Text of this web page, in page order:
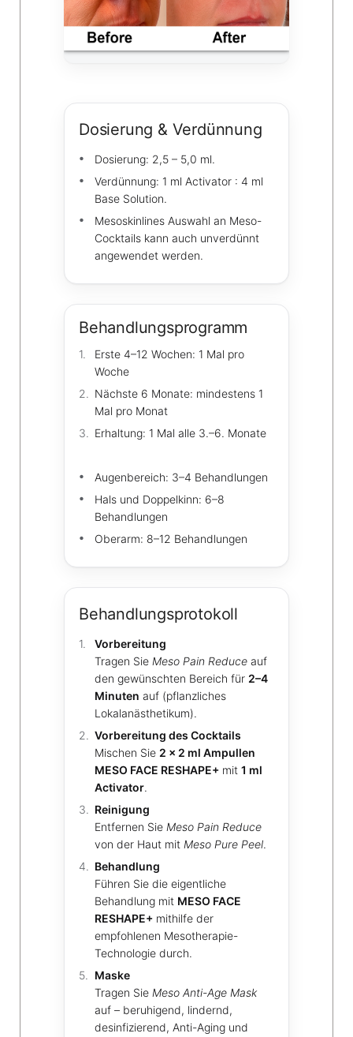
Dosierung & Verdünnung
Dosierung: 2,5 – 5,0 ml.
Verdünnung: 1 ml Activator : 4 ml
Base Solution.
Mesoskinlines Auswahl an Meso-
Cocktails kann auch unverdünnt
angewendet werden.
Behandlungsprogramm
Erste 4–12 Wochen: 1 Mal pro
Woche
Nächste 6 Monate: mindestens 1
Mal pro Monat
Erhaltung: 1 Mal alle 3.–6. Monate
Augenbereich: 3–4 Behandlungen
Hals und Doppelkinn: 6–8
Behandlungen
Oberarm: 8–12 Behandlungen
Behandlungsprotokoll
Vorbereitung
Tragen Sie Meso Pain Reduce auf
den gewünschten Bereich für 2–4
Minuten auf (pflanzliches
Lokalanästhetikum).
Vorbereitung des Cocktails
Mischen Sie 2 × 2 ml Ampullen
MESO FACE RESHAPE+ mit 1 ml
Activator.
Reinigung
Entfernen Sie Meso Pain Reduce
von der Haut mit Meso Pure Peel.
Behandlung
Führen Sie die eigentliche
Behandlung mit MESO FACE
RESHAPE+ mithilfe der
empfohlenen Mesotherapie-
Technologie durch.
Maske
Tragen Sie Meso Anti-Age Mask
auf – beruhigend, lindernd,
desinfizierend, Anti-Aging und